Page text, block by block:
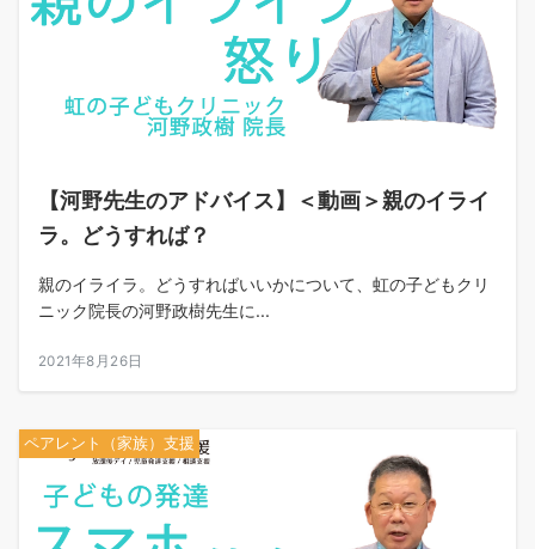
【河野先生のアドバイス】＜動画＞親のイライ
ラ。どうすれば？
親のイライラ。どうすればいいかについて、虹の子どもクリ
ニック院長の河野政樹先生に...
2021年8月26日
ペアレント（家族）支援